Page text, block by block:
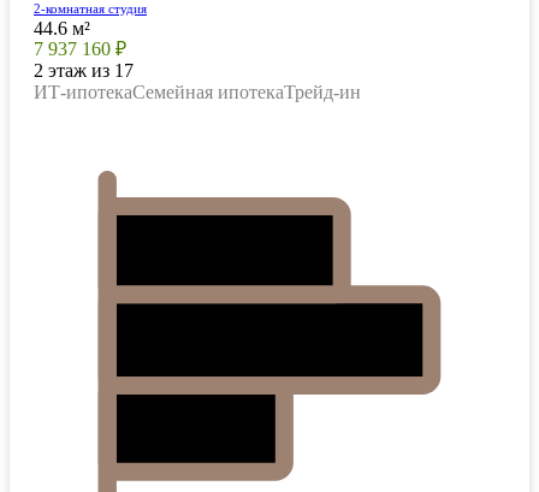
2-комнатная студия
44.6 м²
7 937 160 ₽
2 этаж из 17
ИТ-ипотекаСемейная ипотекаТрейд-ин